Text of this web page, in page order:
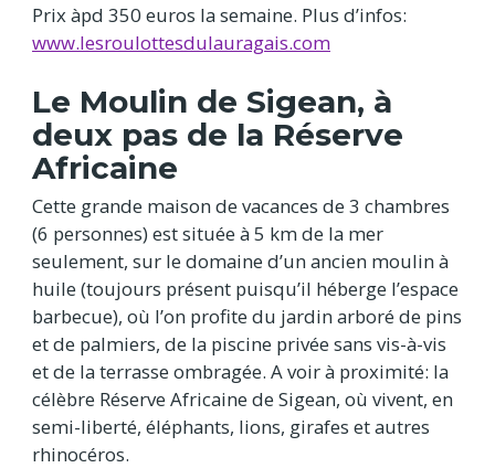
Prix àpd 350 euros la semaine. Plus d’infos:
www.lesroulottesdulauragais.com
Le Moulin de Sigean, à
deux pas de la Réserve
Africaine
Cette grande maison de vacances de 3 chambres
(6 personnes) est située à 5 km de la mer
seulement, sur le domaine d’un ancien moulin à
huile (toujours présent puisqu’il héberge l’espace
barbecue), où l’on profite du jardin arboré de pins
et de palmiers, de la piscine privée sans vis-à-vis
et de la terrasse ombragée. A voir à proximité: la
célèbre Réserve Africaine de Sigean, où vivent, en
semi-liberté, éléphants, lions, girafes et autres
rhinocéros.